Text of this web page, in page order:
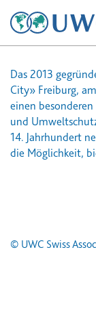
Das 2013
City» Freiburg,
einen
und
14. Jahrhundert
die Möglichkeit,
© UWC Swiss